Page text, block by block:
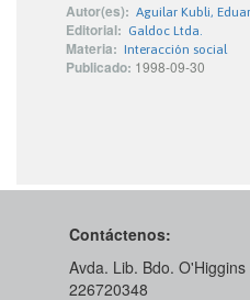
Autor(es): Aguilar Kubli,
Editorial: Galdoc Ltda.
Materia: Interacción social
Publicado: 1998-09-30
Contáctenos:
Avda. Lib. Bdo.
226720348